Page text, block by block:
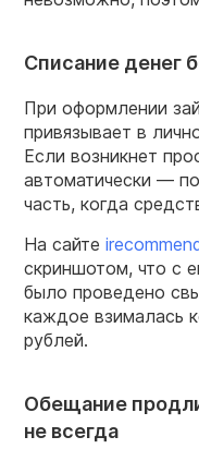
Списание денег
При оформлении
привязывает в
Если возникнет
автоматически —
часть, когда
На сайте
скриншотом, что с
было проведено
каждое взималась
рублей.
Обещание
не всегда